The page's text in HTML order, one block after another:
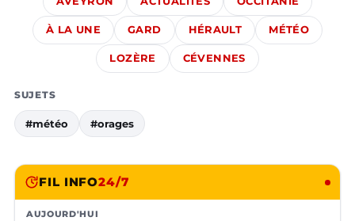
À LA UNE GARD HÉRAULT MÉTÉO
LOZÈRE CÉVENNES
SUJETS
#météo #orages
FIL INFO24/7
AUJOURD'HUI